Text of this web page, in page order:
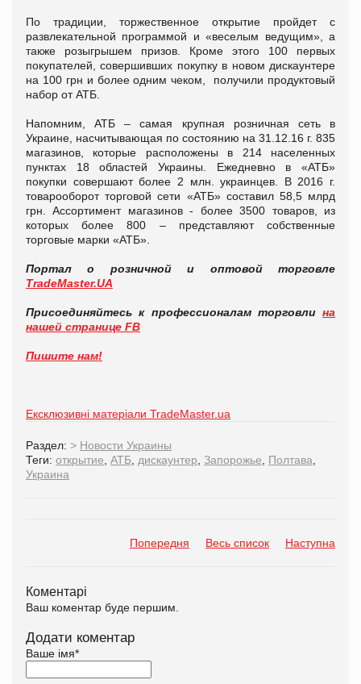
По традиции, торжественное открытие пройдет с
развлекательной программой и «веселым ведущим», а
также розыгрышем призов. Кроме этого 100 первых
покупателей, совершивших покупку в новом дискаунтере
на 100 грн и более одним чеком, получили продуктовый
набор от АТБ.
Напомним, АТБ – самая крупная розничная сеть в
Украине, насчитывающая по состоянию на 31.12.16 г. 835
магазинов, которые расположены в 214 населенных
пунктах 18 областей Украины. Ежедневно в «АТБ»
покупки совершают более 2 млн. украинцев. В 2016 г.
товарооборот торговой сети «АТБ» составил 58,5 млрд
грн. Ассортимент магазинов - более 3500 товаров, из
которых более 800 – представляют собственные
торговые марки «АТБ».
Портал о розничной и оптовой торговле
TradeMaster.UA
Присоединяйтесь к профессионалам торговли на
нашей странице FB
Пишите нам!
Ексклюзивні матеріали TradeMaster.ua
Раздел: > Новости Украины
Теги: открытие АТБ дискаунтер Запорожье Полтава
Украина
Попередня Весь список Наступна
Коментарі
Ваш коментар буде першим.
Додати коментар
Ваше імя*